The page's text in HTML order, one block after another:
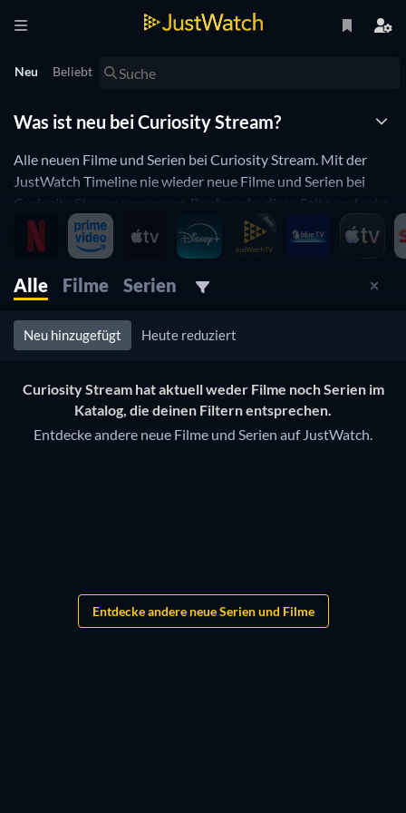
Neu Beliebt
Was ist neu bei Curiosity Stream?
Alle neuen Filme und Serien bei Curiosity Stream. Mit der
JustWatch Timeline nie wieder neue Filme und Serien bei
Curiosity Stream verpassen. Bookmarke diese Seite und sehe
auf einen Blick ob neue Filme, oder Serien hinzugefügt
wurden.
Curiosity Stream updated ständig den Katalog von zu
streamenden Filmen und Serien. Wenn du das Gefühl hast,
dass du eh schon alles bei Curiosity Stream gesehen hast was
dich interessiert, dann wirst du die JustWatch Timeline
hinzugefügt wurde.
Alle Filme Serien
Neu hinzugefügt Heute reduziert
Curiosity Stream hat aktuell weder Filme noch Serien im
Katalog, die deinen Filtern entsprechen.
Entdecke andere neue Filme und Serien auf JustWatch.
Entdecke andere neue Serien und Filme